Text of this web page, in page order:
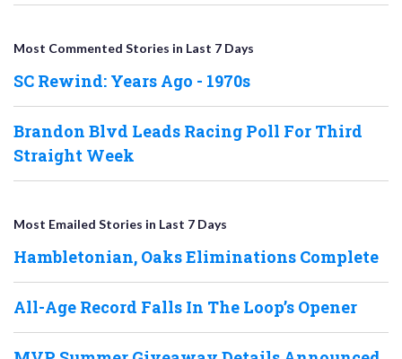
Most Commented Stories in Last 7 Days
SC Rewind: Years Ago - 1970s
Brandon Blvd Leads Racing Poll For Third
Straight Week
Most Emailed Stories in Last 7 Days
Hambletonian, Oaks Eliminations Complete
All-Age Record Falls In The Loop’s Opener